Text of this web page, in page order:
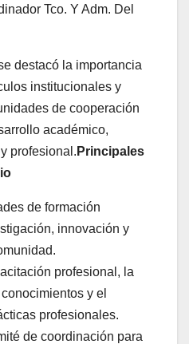
Tco. Y Adm. Del
destacó la importancia
institucionales y
de cooperación
académico,
profesional. Principales
de formación
innovación y
profesional, la
y el
profesionales.
de coordinación para